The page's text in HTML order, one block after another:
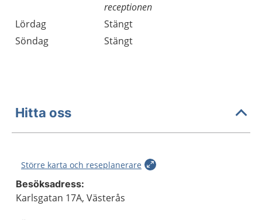
receptionen
Lördag
Stängt
Söndag
Stängt
Hitta oss
Större karta och reseplanerare
Besöksadress:
Karlsgatan 17A, Västerås